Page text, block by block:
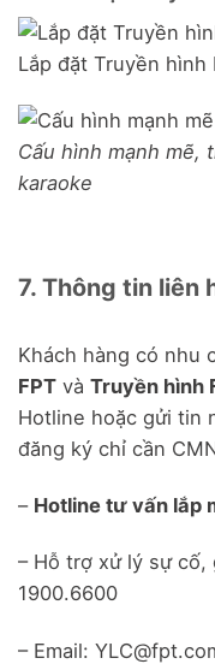
Lắp đặt Truyền hình
Cấu hình mạnh mẽ,
karaoke
7. Thông tin liên
Khách hàng có nhu
FPT và Truyền hình
Hotline hoặc gửi tin
đăng ký chỉ cần
– Hotline tư vấn lắp
– Hỗ trợ xử lý sự cố,
1900.6600
– Email: